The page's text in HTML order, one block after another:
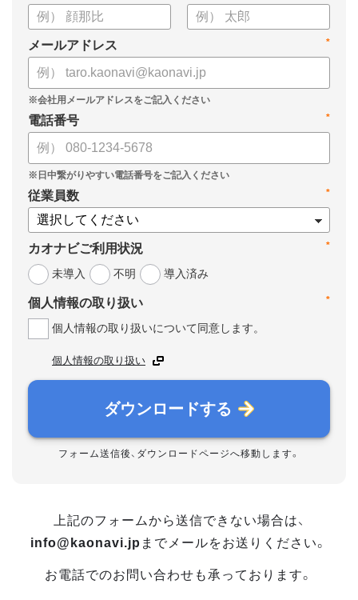
*
メールアドレス
*
電話番号
*
従業員数
*
カオナビご利用状況
未導入
不明 導入済み
*
個人情報の取り扱い
個人情報の取り扱いについて同意します。
個人情報の取り扱い
ダウンロードする
フォーム送信後、ダウンロードページへ移動します。
上記のフォームから送信できない場合は、
info@kaonavi.jp までメールをお送りください。
お電話でのお問い合わせも承っております。